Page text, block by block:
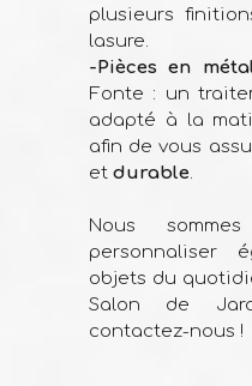
plusieurs
lasure.
-Pièces en
Fonte : un
adapté à la
afin de vous
et durable.
Nous
personnaliser
objets du
Salon de
contactez-nous !